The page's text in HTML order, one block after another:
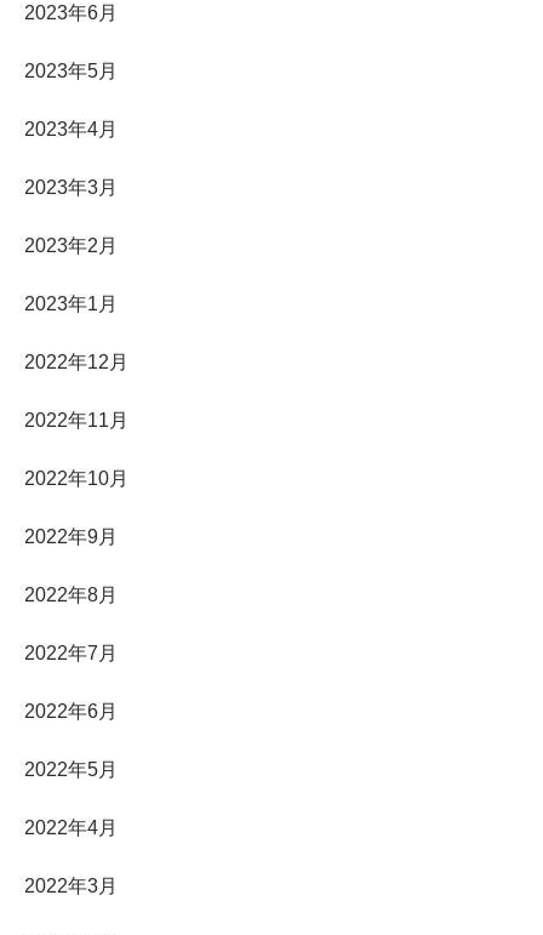
2023年6月
2023年5月
2023年4月
2023年3月
2023年2月
2023年1月
2022年12月
2022年11月
2022年10月
2022年9月
2022年8月
2022年7月
2022年6月
2022年5月
2022年4月
2022年3月